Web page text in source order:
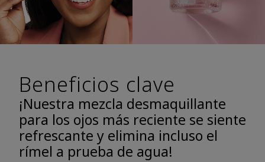
Beneficios clave
¡Nuestra mezcla desmaquillante
para los ojos más reciente se siente
refrescante y elimina incluso el
rímel a prueba de agua!